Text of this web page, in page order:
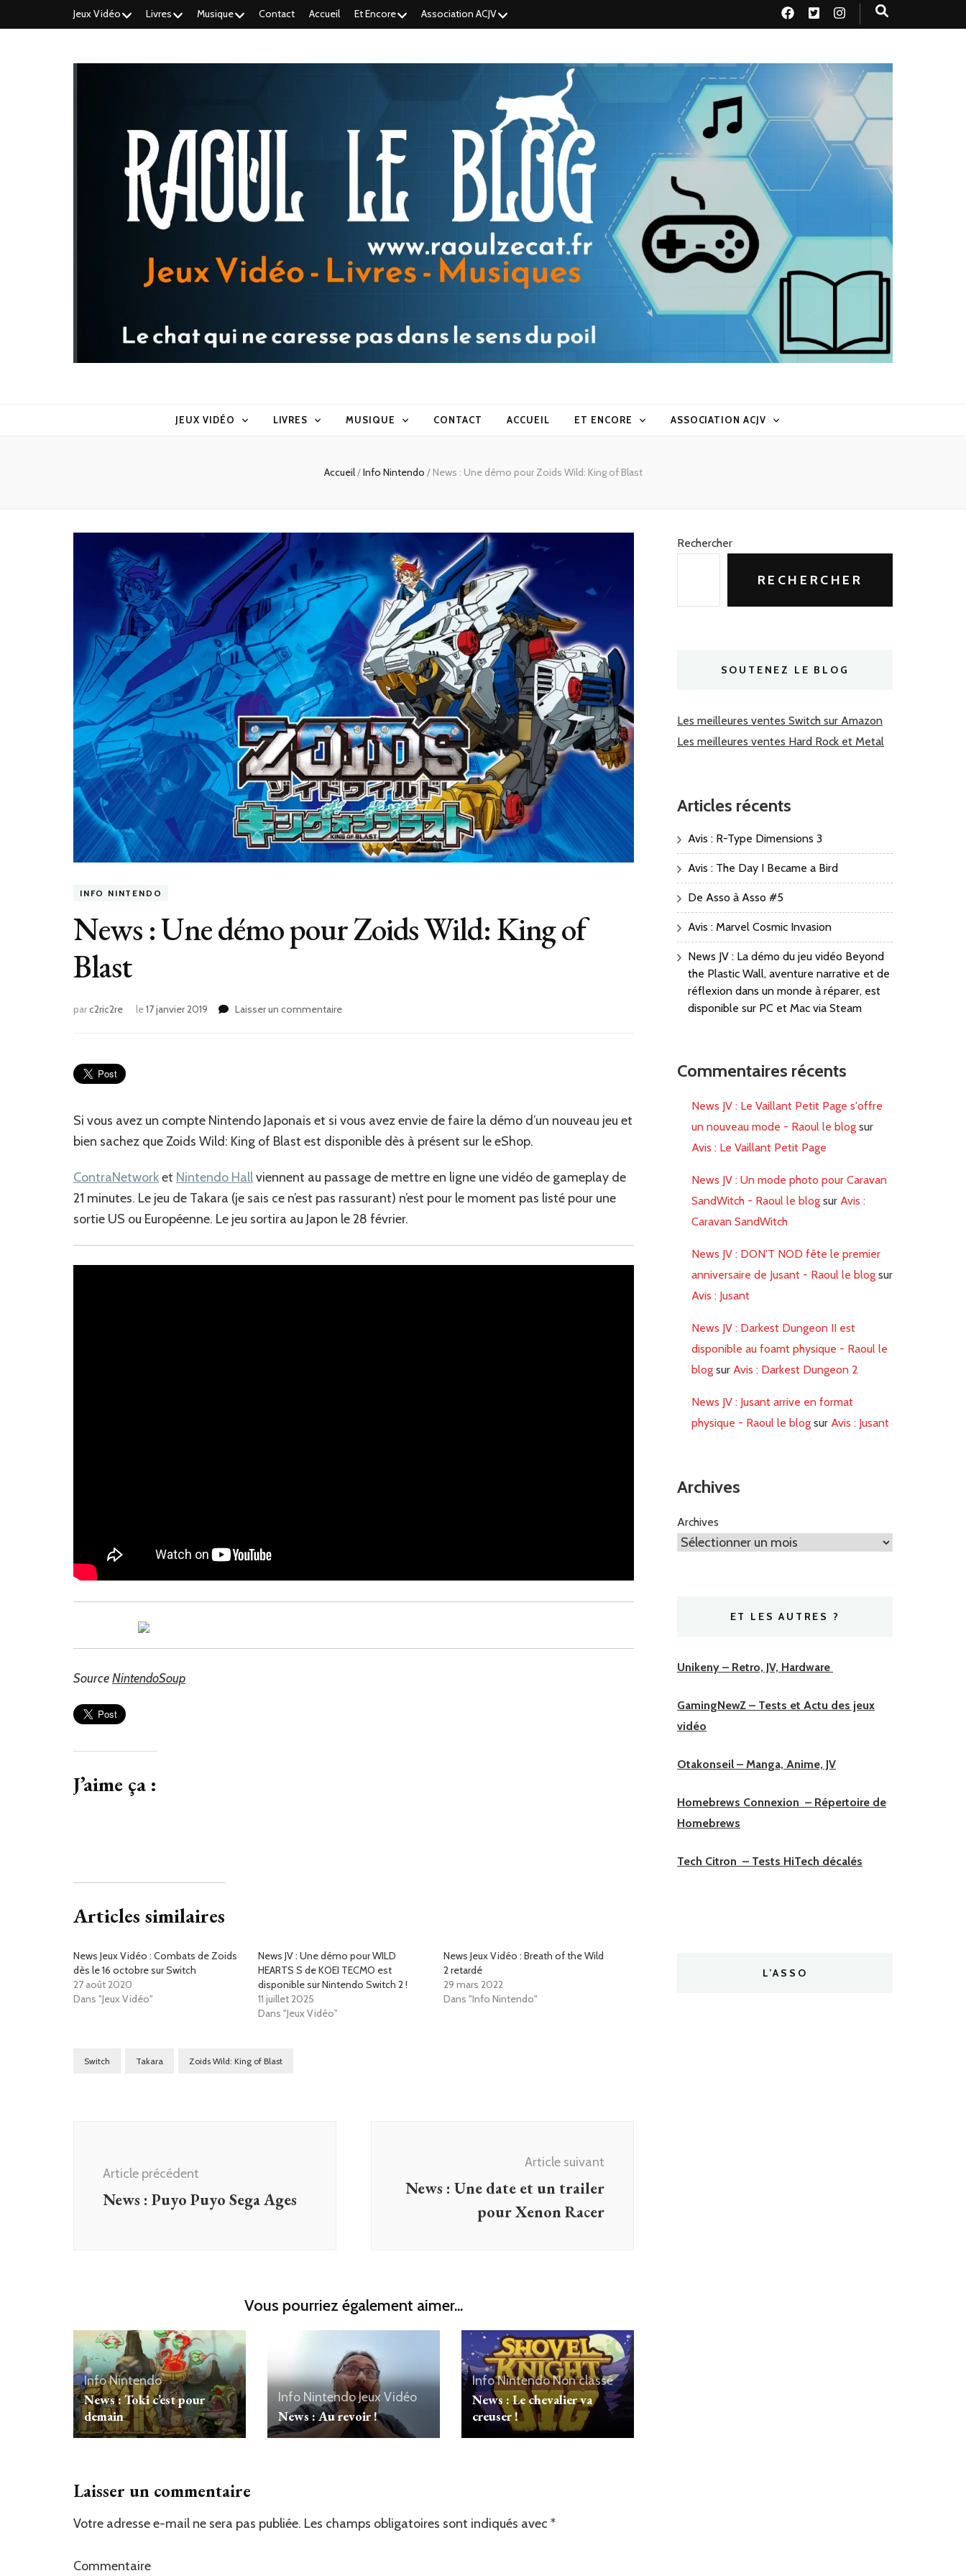
Jeux Vidéo Livres Musique Contact Accueil Et Encore Association ACJV
Raoul le blog
JEUX VIDÉO LIVRES MUSIQUE CONTACT ACCUEIL ET ENCORE ASSOCIATION ACJV
Accueil/Info Nintendo / News : Une démo pour Zoids Wild: King of Blast
INFO NINTENDO
News : Une démo pour Zoids Wild: King of
Blast
parc2ric2re le17 janvier 2019 Laisser un commentairesur
King
of
Si vous avez un compte Nintendo Japonais et si vous avez envie de faire la démo d’un nouveau jeu et
bien sachez que Zoids Wild: King of Blast est disponible dès à présent sur le eShop.
ContraNetworket Nintendo Hallviennent au passage de mettre en ligne une vidéo de gameplay de
21 minutes. Le jeu de Takara (je sais ce n’est pas rassurant) n’est pour le moment pas listé pour une
sortie US ou Européenne. Le jeu sortira au Japon le 28 février.
SourceNintendoSoup
J’aime ça :
Articles similaires
News Jeux Vidéo : Combats de Zoids
dès le 16 octobre sur Switch
27 août 2020
Dans "Jeux Vidéo"
News JV : Une démo pour WILD
HEARTS S de KOEI TECMO est
disponible sur Nintendo Switch 2 !
11 juillet 2025
Dans "Jeux Vidéo"
News Jeux Vidéo : Breath of the Wild
2 retardé
29 mars 2022
Dans "Info Nintendo"
Switch Takara Zoids Wild: King of Blast
Article précédent
News : Puyo Puyo Sega Ages
Article suivant
News : Une date et un trailer
pour Xenon Racer
Vous pourriez également aimer...
Info Nintendo
News : Toki c’est pour
demain
Info NintendoJeux Vidéo
News : Au revoir !
Info NintendoNon classé
News : Le chevalier va
creuser !
Laisser un commentaire
Votre adresse e-mail ne sera pas publiée. Les champs obligatoires sont indiqués avec *
Commentaire
Rechercher
RECHERCHER
SOUTENEZ LE BLOG
Les meilleures ventes Switch sur Amazon
Les meilleures ventes Hard Rock et Metal
Articles récents
Avis : R-Type Dimensions 3
Avis : The Day I Became a Bird
De Asso à Asso #5
Avis : Marvel Cosmic Invasion
News JV : La démo du jeu vidéo Beyond
the Plastic Wall, aventure narrative et de
réflexion dans un monde à réparer, est
disponible sur PC et Mac via Steam
Commentaires récents
News JV : Le Vaillant Petit Page s'offre
un nouveau mode - Raoul le blog sur
Avis : Le Vaillant Petit Page
News JV : Un mode photo pour Caravan
SandWitch - Raoul le blog sur Avis :
Caravan SandWitch
News JV : DON'T NOD fête le premier
anniversaire de Jusant - Raoul le blog sur
Avis : Jusant
News JV : Darkest Dungeon II est
disponible au foamt physique - Raoul le
blog sur Avis : Darkest Dungeon 2
News JV : Jusant arrive en format
physique - Raoul le blog sur Avis : Jusant
Archives
Archives
ET LES AUTRES ?
Unikeny – Retro, JV, Hardware
GamingNewZ – Tests et Actu des jeux
vidéo
Otakonseil – Manga, Anime, JV
Homebrews Connexion – Répertoire de
Homebrews
Tech Citron – Tests HiTech décalés
L’ASSO